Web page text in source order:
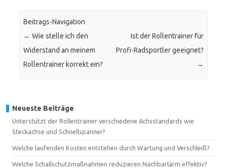
Beitrags-Navigation
← Wie stelle ich den
Widerstand an meinem
Rollentrainer korrekt ein?
Ist der Rollentrainer für
Profi-Radsportler geeignet?
→
Neueste Beiträge
Unterstützt der Rollentrainer verschiedene Achsstandards wie
Steckachse und Schnellspanner?
Welche laufenden Kosten entstehen durch Wartung und Verschleiß?
Welche Schallschutzmaßnahmen reduzieren Nachbarlärm effektiv?